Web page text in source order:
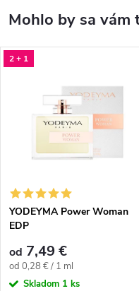
2 + 1
YODEYMA Power Woman
EDP
od 7,49 €
Jednotková
cena:
od 0,28 € / 1 ml
Skladom 1 ks